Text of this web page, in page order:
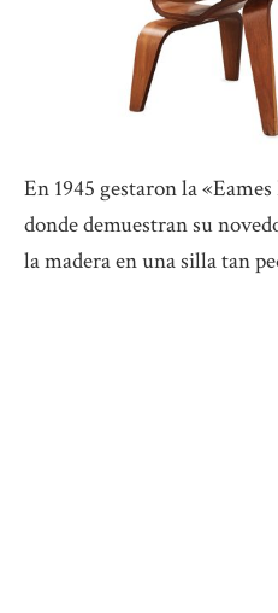
En 1945 gestaron la
donde demuestran su
la madera en una silla tan